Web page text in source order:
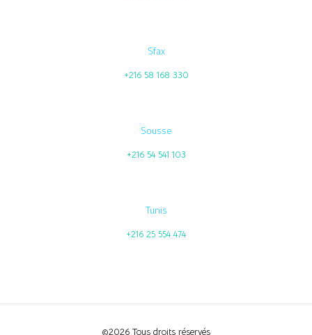
Sfax
+216 58 168 330
Sousse
+216 54 541 103
Tunis
+216 25 554 474
©2026 Tous droits réservés